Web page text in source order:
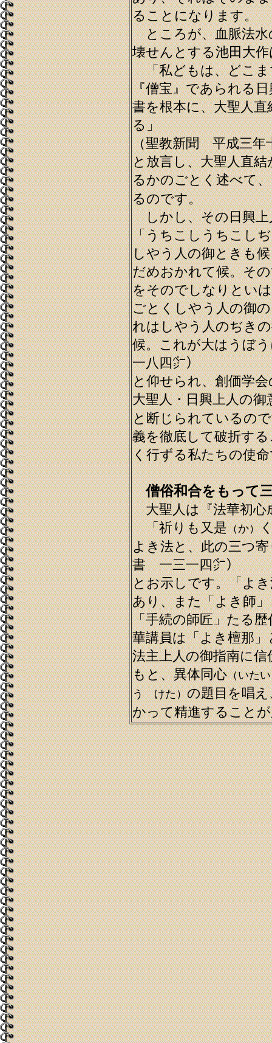
ることになります。
ところが、血脈法水
壊せんとする池田大作
「私どもは、どこま
『僧宝』であられる
書を根本に、大聖人
る」
（聖教新聞 平成三年
と放言し、大聖人直
るかのごとく述べて
るのです。
しかし、その日興上
「うちこしうちこし
しやう人の御ときも
だめおかれて候。そ
をそのでしなりとい
ごとくしやう人の御
れはしやう人のぢき
候。これが大はうぼ
一八四㌻）
と仰せられ、創価学
大聖人・日興上人の御
と断じられているの
義を徹底して破折す
く行ずる私たちの使
僧俗和合をもって
大聖人は『法華初心
「祈りも又是（か）
よき法と、此の三つ
書 一三一四㌻）
とお示しです。「よ
あり、また「よき師
「手続の師匠」たる
華講員は「よき檀那
法主上人の御指南に
もと、異体同心（いた
う けた）の題目を唱
かって精進すること